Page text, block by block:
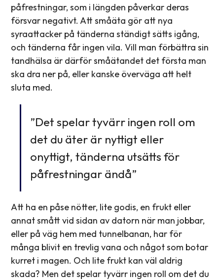
påfrestningar, som i längden påverkar deras
försvar negativt. Att småäta gör att nya
syraattacker på tänderna ständigt sätts igång,
och tänderna får ingen vila. Vill man förbättra sin
tandhälsa är därför småätandet det första man
ska dra ner på, eller kanske överväga att helt
sluta med.
”Det spelar tyvärr ingen roll om
det du äter är nyttigt eller
onyttigt, tänderna utsätts för
påfrestningar ändå”
Att ha en påse nötter, lite godis, en frukt eller
annat smått vid sidan av datorn när man jobbar,
eller på väg hem med tunnelbanan, har för
många blivit en trevlig vana och något som botar
kurret i magen. Och lite frukt kan väl aldrig
skada? Men det spelar tyvärr ingen roll om det du